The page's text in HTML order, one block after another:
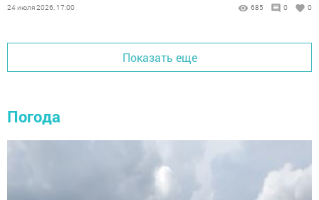
24 июля 2026, 17:00 685 0 0
Показать еще
Погода